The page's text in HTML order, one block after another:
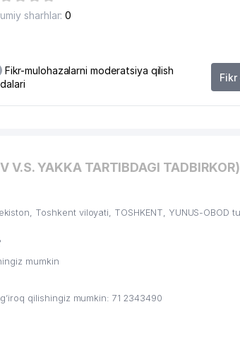
sharhlar: 0
Fikr-mulohazalarni moderatsiya qilish
V.S. YAKKA TARTIBDAGI TADBIRKOR)
Toshkent viloyati, TOSHKENT, YUNUS-OBOD
mumkin
qilishingiz mumkin: 71 2343490